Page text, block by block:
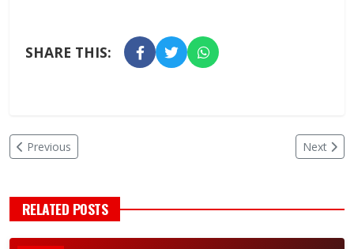
SHARE THIS:
Previous Next
RELATED POSTS